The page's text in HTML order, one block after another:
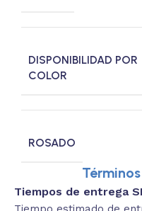
DISPONIBILIDAD POR
COLOR
ROSADO
Tiempos de entrega